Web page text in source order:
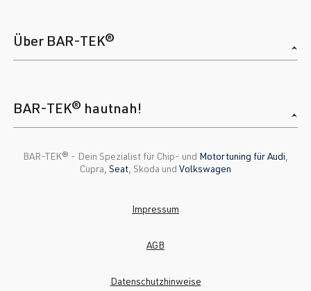
Über BAR-TEK®
BAR-TEK® hautnah!
BAR-TEK®️ - Dein Spezialist für Chip- und Motortuning für Audi
Cupra, Seat , Skoda und Volkswagen
Impressum
AGB
Datenschutzhinweise